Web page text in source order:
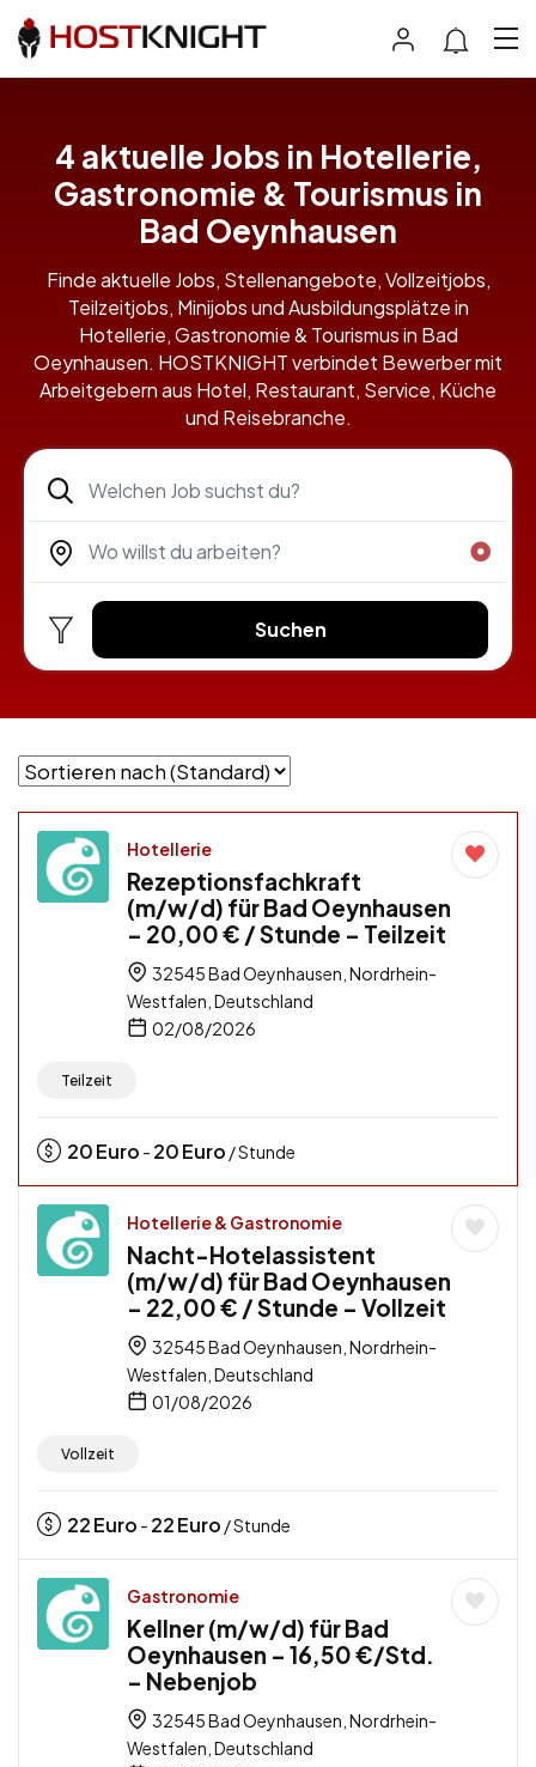
4 aktuelle Jobs in Hotellerie,
Gastronomie & Tourismus in
Bad Oeynhausen
Finde aktuelle Jobs, Stellenangebote, Vollzeitjobs,
Teilzeitjobs, Minijobs und Ausbildungsplätze in
Hotellerie, Gastronomie & Tourismus in Bad
Oeynhausen. HOSTKNIGHT verbindet Bewerber mit
Arbeitgebern aus Hotel, Restaurant, Service, Küche
und Reisebranche.
Suchen
Hotellerie
Rezeptionsfachkraft
(m/w/d) für Bad Oeynhausen
– 20,00 € / Stunde – Teilzeit
32545 Bad Oeynhausen, Nordrhein-
Westfalen, Deutschland
02/08/2026
Teilzeit
20Euro - 20Euro / Stunde
Hotellerie & Gastronomie
Nacht-Hotelassistent
(m/w/d) für Bad Oeynhausen
– 22,00 € / Stunde – Vollzeit
32545 Bad Oeynhausen, Nordrhein-
Westfalen, Deutschland
01/08/2026
Vollzeit
22Euro - 22Euro / Stunde
Gastronomie
Kellner (m/w/d) für Bad
Oeynhausen – 16,50 €/Std.
– Nebenjob
32545 Bad Oeynhausen, Nordrhein-
Westfalen, Deutschland